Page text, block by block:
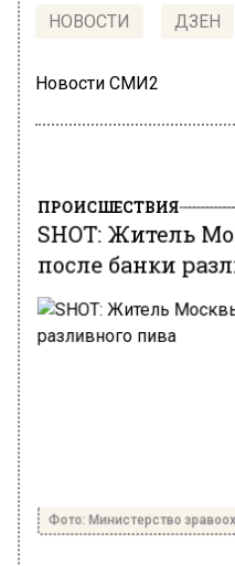
НОВОСТИ ДЗЕН
Новости СМИ2
ПРОИСШЕСТВИЯ
SHOT: Житель
после банки
Фото: Министерство